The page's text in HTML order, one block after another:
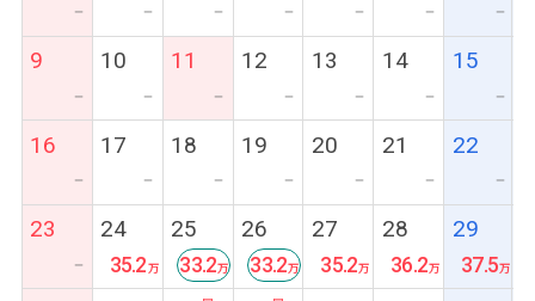
ー ー ー ー ー ー ー
9
ー
10
ー
11
ー
12
ー
13
ー
14
ー
15
ー
16
ー
17
ー
18
ー
19
ー
20
ー
21
ー
22
ー
23
ー
24
35.2
25
33.2
26
33.2
27
35.2
28
36.2
29
37.5